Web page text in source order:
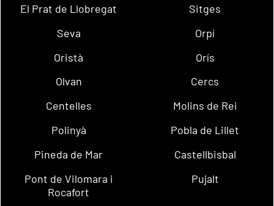
El Prat de Llobregat
Sitges
Seva
Orpí
Oristà
Orís
Olvan
Cercs
Centelles
Molins de Rei
Polinyà
Pobla de Lillet
Pineda de Mar
Castellbisbal
Pont de Vilomara i
Rocafort
Pujalt